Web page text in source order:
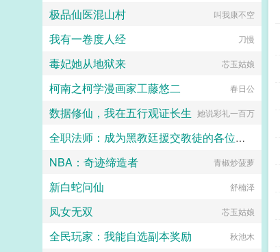
人，人人都说，她的好日子要来了。
冬天，她也以嫉妒盗窃两重罪名，死
想问一问她的小姐，她从小相伴，一
目，为什么这样待她？为什么这样待
爷的侍妾，肚里才怀上女儿。上一世
紧盯着她。摸着还未隆起的小腹，她
极品仙医混山村 叫我康不空
我有一卷度人经 刀慢
毒妃她从地狱来 芯玉姑娘
柯南之柯学漫画家工藤悠二 春日公
数据修仙，我在五行观证长生 她说彩礼一百万
全职法师：成为黑教廷援交教徒的各位婊子
小磊子
NBA：奇迹缔造者 青椒炒菠萝
新白蛇问仙 舒楠泽
凤女无双 芯玉姑娘
全民玩家：我能自选副本奖励 秋池木